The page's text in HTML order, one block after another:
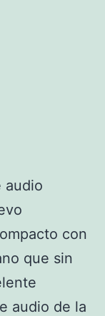
audio
con
que sin
audio de la